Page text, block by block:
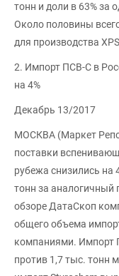
тонн и доли в 63% за
Около половины
для производства
2. Импорт ПСВ-С в
на 4%
Декабрь 13/2017
МОСКВА (Маркет
поставки
рубежа снизились на
тонн за аналогичный
обзоре ДатаСкоп
общего объема
компаниями. Импорт
против 1,7 тыс. тонн